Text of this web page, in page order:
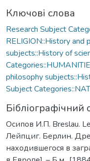
Ключові слова
Research Subject
RELIGION::History and
subjects::History of
philosophy
Subject
Бібліографічний
Осипов И.П. Breslau.
Лейпциг. Берлин.
находившегося в